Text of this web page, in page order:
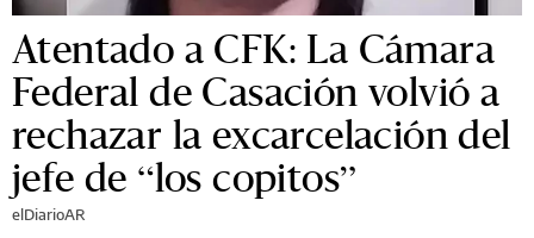
Atentado a CFK: La Cámara
Federal de Casación volvió a
rechazar la excarcelación del
jefe de “los copitos”
elDiarioAR